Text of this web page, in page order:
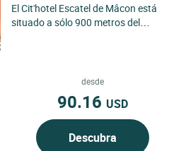
El Cit'hotel Escatel de Mâcon está
situado a sólo 900 metros del
desde
90.16 USD
Descubra